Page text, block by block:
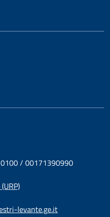
/ 00171390990
levante.ge.it